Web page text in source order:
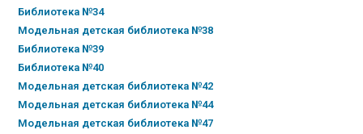
Библиотека №34
Модельная детская библиотека №38
Библиотека №39
Библиотека №40
Модельная детская библиотека №42
Модельная детская библиотека №44
Модельная детская библиотека №47